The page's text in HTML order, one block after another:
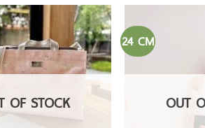
OF STOCK
24 CM
OUT